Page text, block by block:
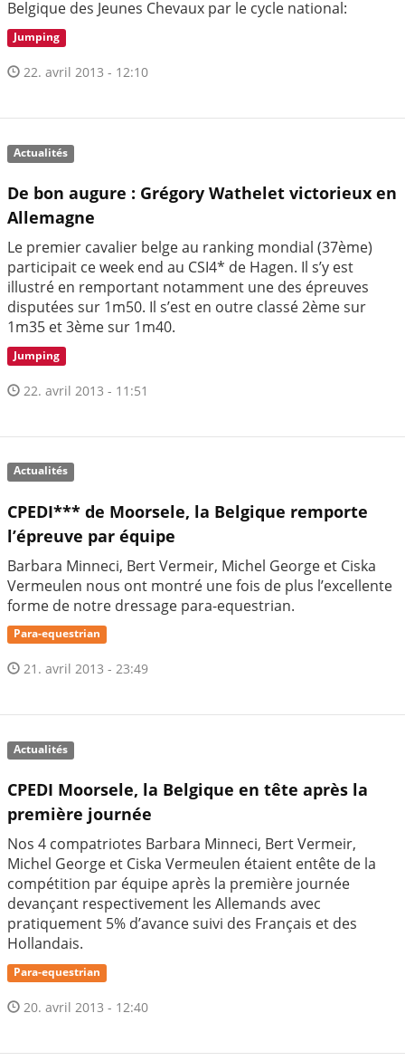
Belgique des Jeunes Chevaux par le cycle national:
Jumping
22. avril 2013 - 12:10
Actualités
De bon augure : Grégory Wathelet victorieux en
Allemagne
Le premier cavalier belge au ranking mondial (37ème)
participait ce week end au CSI4* de Hagen. Il s’y est
illustré en remportant notamment une des épreuves
disputées sur 1m50. Il s’est en outre classé 2ème sur
1m35 et 3ème sur 1m40.
Jumping
22. avril 2013 - 11:51
Actualités
CPEDI*** de Moorsele, la Belgique remporte
l’épreuve par équipe
Barbara Minneci, Bert Vermeir, Michel George et Ciska
Vermeulen nous ont montré une fois de plus l’excellente
forme de notre dressage para-equestrian.
Para-equestrian
21. avril 2013 - 23:49
Actualités
CPEDI Moorsele, la Belgique en tête après la
première journée
Nos 4 compatriotes Barbara Minneci, Bert Vermeir,
Michel George et Ciska Vermeulen étaient entête de la
compétition par équipe après la première journée
devançant respectivement les Allemands avec
pratiquement 5% d’avance suivi des Français et des
Hollandais.
Para-equestrian
20. avril 2013 - 12:40